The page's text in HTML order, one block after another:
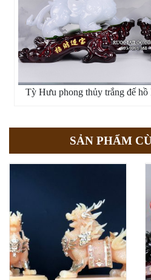
Tỳ Hưu phong thủy trắng đế hồ
SẢN PHẨM